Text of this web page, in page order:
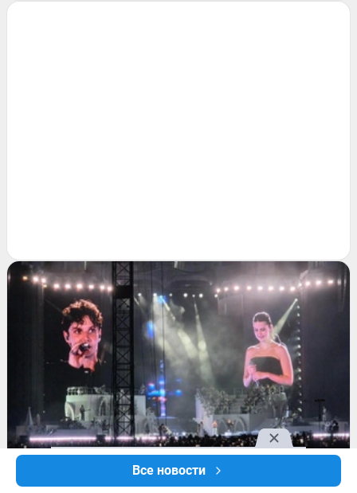
Все новости